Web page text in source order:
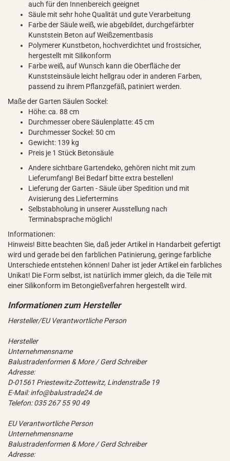
auch für den Innenbereich geeignet
Säule mit sehr hohe Qualität und gute Verarbeitung
Farbe der Säule weiß, wie abgebildet, durchgefärbter
Kunststein Beton auf Weißzementbasis
Polymerer Kunstbeton, hochverdichtet und frostsicher,
hergestellt mit Silikonform
Farbe weiß, auf Wunsch kann die Oberfläche der
Kunststeinsäule leicht hellgrau oder in anderen Farben,
passend zu ihrem Pflanzgefäß, patiniert werden.
Maße der Garten Säulen Sockel:
Höhe: ca. 88 cm
Durchmesser obere Säulenplatte: 45 cm
Durchmesser Sockel: 50 cm
Gewicht: 139 kg
Preis je 1 Stück Betonsäule
Andere sichtbare Gartendeko, gehören nicht mit zum
Lieferumfang! Bei Bedarf bitte extra bestellen!
Lieferung der Garten - Säule über Spedition und mit
Avisierung des Liefertermins
Selbstabholung in unserer Ausstellung nach
Terminabsprache möglich!
Informationen:
Hinweis! Bitte beachten Sie, daß jeder Artikel in Handarbeit gefertigt
wird und gerade bei den farblichen Patinierung, geringe farbliche
Unterschiede entstehen können! Daher ist jeder Artikel ein farbliches
Unikat! Die Form selbst, ist natürlich immer gleich, da die Teile mit
einer Silikonform im Betongießverfahren hergestellt wird.
Hersteller/EU Verantwortliche Person
Hersteller
Unternehmensname
Balustradenformen & More / Gerd Schreiber
Adresse:
D-01561 Priestewitz-Zottewitz, Lindenstraße 19
E-Mail: info@balustrade24.de
Telefon: 035 267 55 90 49
EU Verantwortliche Person
Unternehmensname
Balustradenformen & More / Gerd Schreiber
Adresse: